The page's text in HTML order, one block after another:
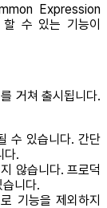
Expression
수 있는 기능이
거쳐 출시됩니다.
수 있습니다. 간단
다.
않습니다. 프로덕
니다.
기능을 제외하지